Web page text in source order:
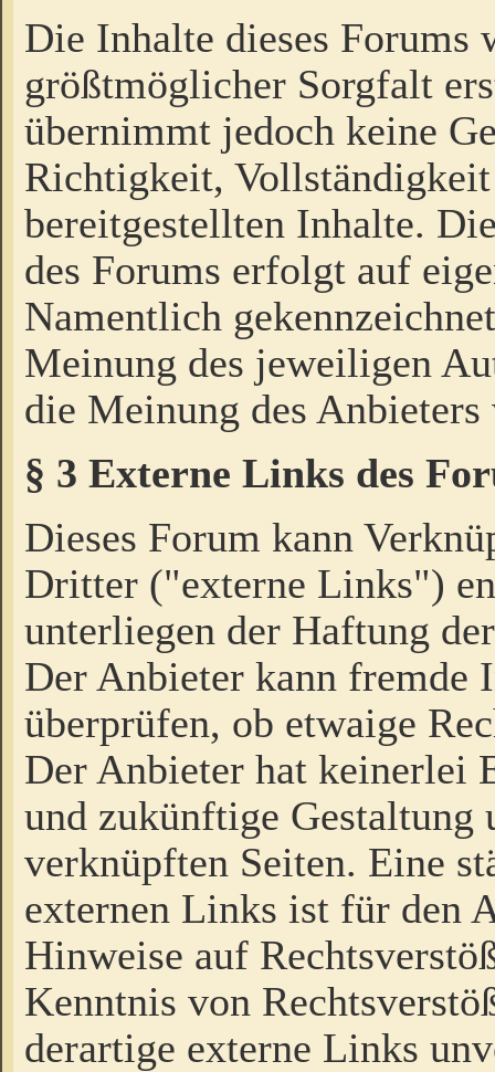
Die Inhalte dieses Forums
größtmöglicher Sorgfalt
übernimmt jedoch keine
Richtigkeit,
bereitgestellten Inhalte.
des Forums erfolgt auf
Namentlich
Meinung des jeweiligen
die Meinung des Anbieters
§ 3 Externe Links des
Dieses Forum kann
Dritter ("externe Links")
unterliegen der Haftung
Der Anbieter kann fremde
überprüfen, ob etwaige
Der Anbieter hat keinerlei
und zukünftige Gestaltung
verknüpften Seiten. Eine
externen Links ist für den
Hinweise auf
Kenntnis von
derartige externe Links